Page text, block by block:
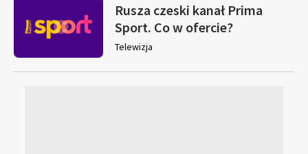
Rusza czeski kanał Prima
Sport. Co w ofercie?
Telewizja